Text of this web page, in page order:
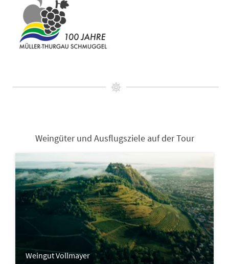
Weingüter und Ausflugsziele auf der Tour
Weingut Vollmayer